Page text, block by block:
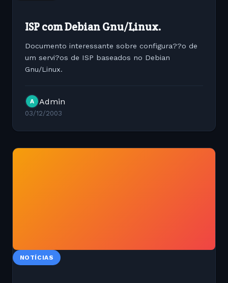
ISP com Debian Gnu/Linux.
Documento interessante sobre configura??o de
um servi?os de ISP baseados no Debian
Gnu/Linux.
A Admin
03/12/2003
NOTÍCIAS